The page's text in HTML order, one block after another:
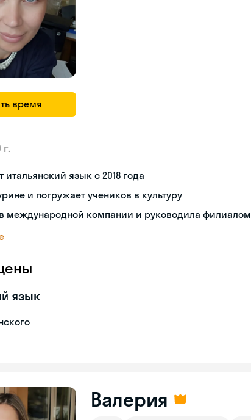
время
итальянский язык с 2018 года
и погружает учеников в культуру
в международной компании и руководила филиалом
язык
Валерия